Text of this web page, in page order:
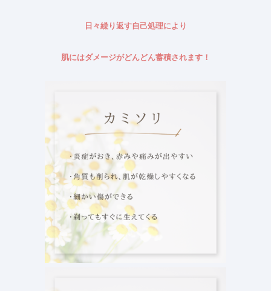
日々繰り返す自己処理により
肌にはダメージがどんどん蓄積されます！